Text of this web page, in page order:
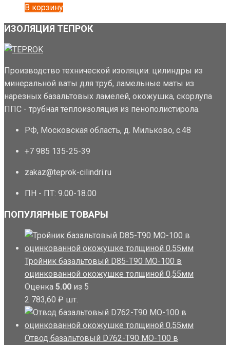
В корзину
ИЗОЛЯЦИЯ ТЕПРОК
Производство технической изоляции: цилиндры из
минеральной ваты для труб, ламельные маты из
нарезных базальтовых ламелей, окожушка, скорлупа
ППС - трубная теплоизоляция из пенополистирола.
РФ, Московская область, д. Мильково, с.48
+7 985 135-25-39
zakaz@teprok-cilindri.ru
ПН - ПТ: 9.00-18.00
ПОПУЛЯРНЫЕ ТОВАРЫ
Тройник базальтовый D85-T90 MO-100 в
оцинкованной окожушке толщиной 0,55мм
Оценка 5.00 из 5
2 783,60 ₽ шт.
Отвод базальтовый D762-T90 MO-100 в